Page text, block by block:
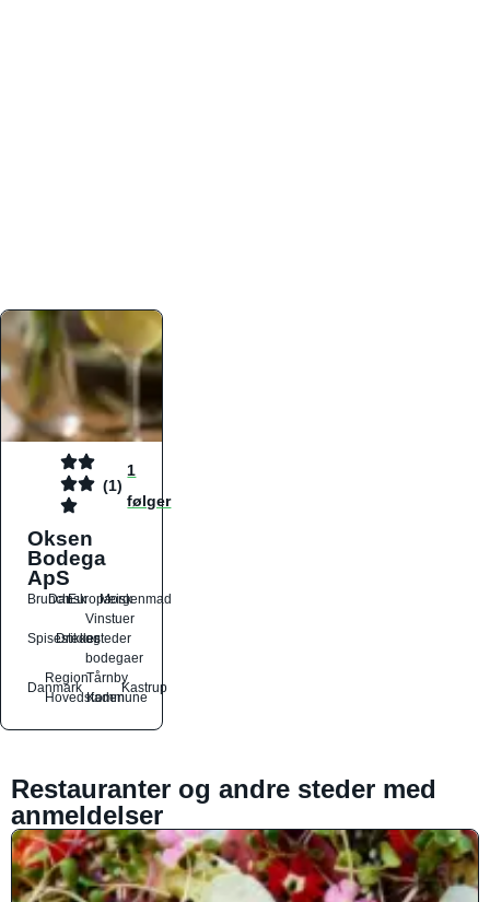
(1)
1
følger
Oksen
Bodega
ApS
Brunch
DanskEuropæiskMorgenmad
Spisesteder
Drikkesteder
Vinstuer
og
bodegaer
Danmark
Region
Hovedstaden
Tårnby
Kommune
Kastrup
Restauranter og andre steder med
anmeldelser